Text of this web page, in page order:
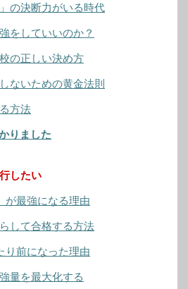
の決断力がいる時代
をしていいのか？
の正しい決め方
ないための黄金法則
方法
りました
したい
が最強になる理由
して合格する方法
り前になった理由
量を最大化する